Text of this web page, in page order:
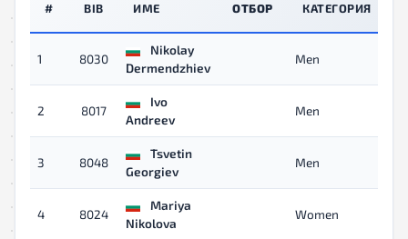
# BIB ИМЕ ОТБОР КАТЕГОРИЯ
1 8030
Nikolay
Dermendzhiev
Men
2 8017
Ivo
Andreev
Men
3 8048
Tsvetin
Georgiev
Men
4 8024
Mariya
Nikolova
Women